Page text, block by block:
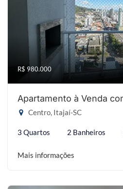
R$ 980.000
Apartamento à Venda
Centro, Itajaí-SC
3 Quartos 2 Banheiros
Mais informações